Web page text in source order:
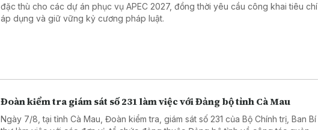
đặc thù cho các dự án phục vụ APEC 2027, đồng thời yêu cầu công khai tiêu chí
áp dụng và giữ vững kỷ cương pháp luật.
Đoàn kiểm tra giám sát số 231 làm việc với Đảng bộ tỉnh Cà Mau
Ngày 7/8, tại tỉnh Cà Mau, Đoàn kiểm tra, giám sát số 231 của Bộ Chính trị, Ban Bí